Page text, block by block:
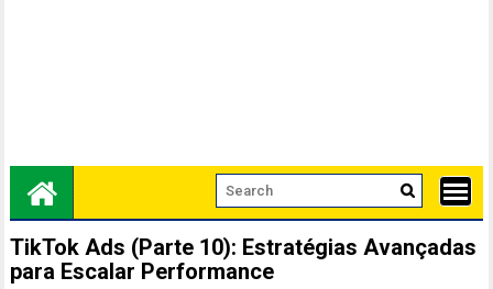
TikTok Ads (Parte 10): Estratégias Avançadas
para Escalar Performance